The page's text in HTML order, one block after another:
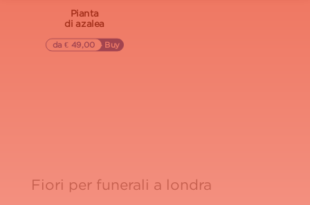
Pianta
di azalea
▷▷ Buy
da € 49,00
Fiori per funerali a londra